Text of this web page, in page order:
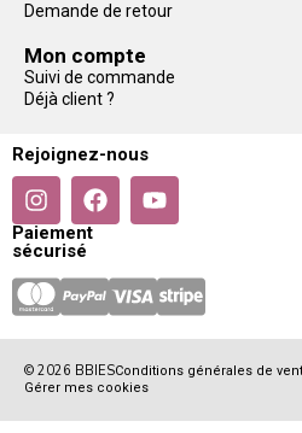
Demande de retour
Mon compte
Suivi de commande
Déjà client ?
Rejoignez-nous
Paiement
sécurisé
© 2026 BBIESConditions générales de
Gérer mes cookies